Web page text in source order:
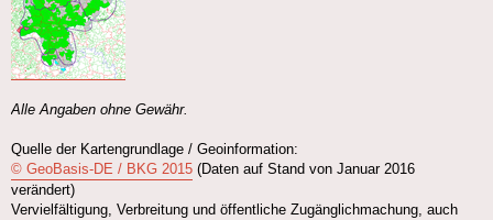
Alle Angaben ohne Gewähr.
Quelle der Kartengrundlage / Geoinformation:
© GeoBasis-DE / BKG 2015 (Daten auf Stand von Januar 2016
verändert)
Vervielfältigung, Verbreitung und öffentliche Zugänglichmachung, auch